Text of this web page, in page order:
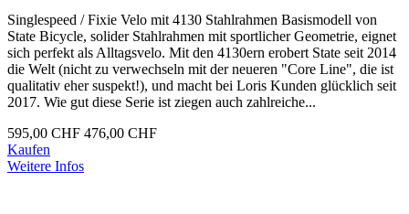
Singlespeed / Fixie Velo mit 4130 Stahlrahmen Basismodell von
State Bicycle, solider Stahlrahmen mit sportlicher Geometrie, eignet
sich perfekt als Alltagsvelo. Mit den 4130ern erobert State seit 2014
die Welt (nicht zu verwechseln mit der neueren "Core Line", die ist
qualitativ eher suspekt!), und macht bei Loris Kunden glücklich seit
2017. Wie gut diese Serie ist ziegen auch zahlreiche...
595,00 CHF 476,00 CHF
Kaufen
Weitere Infos